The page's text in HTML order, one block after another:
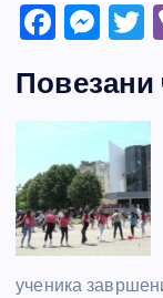
F
c
e
b
o
o
k
M
ss
e
n
g
er
er
Повезани
ученика